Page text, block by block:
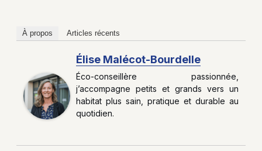
À propos Articles récents
Élise Malécot-Bourdelle
Éco-conseillère passionnée,
j’accompagne petits et grands vers un
habitat plus sain, pratique et durable au
quotidien.